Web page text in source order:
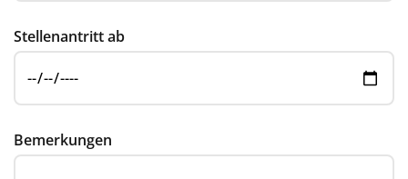
Stellenantritt ab
Bemerkungen